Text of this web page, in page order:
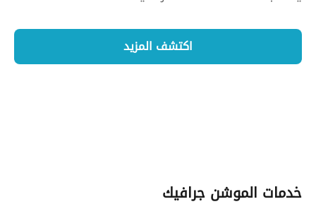
اكتشف المزيد
خدمات الموشن جرافيك